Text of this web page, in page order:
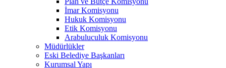
İmar Komisyonu
Hukuk Komisyonu
Etik Komisyonu
Arabuluculuk Komisyonu
Müdürlükler
Eski Belediye Başkanları
Kurumsal Yapı